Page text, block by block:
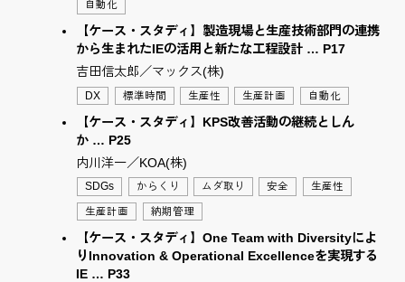
自動化
【ケース・スタディ】製造現場と生産技術部門の連携
から生まれたIEの活用と新たな工程設計 … P17
吉田信太郎／マックス(株)
DX 標準時間 生産性 生産計画 自動化
【ケース・スタディ】KPS改善活動の継続としん
か … P25
内川洋一／KOA(株)
SDGs からくり ムダ取り 安全 生産性
生産計画 納期管理
【ケース・スタディ】One Team with Diversityによ
りInnovation & Operational Excellenceを実現する
IE … P33